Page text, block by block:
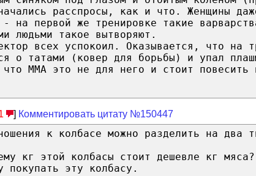
расспросы, как и что. Женщины
- на первой же тренировке такие
людьми такое вытворяют.
всех успокоил. Оказывается, что на
о татами (ковер для борьбы) и упал
ММА это не для него и стоит повесить
] Комментировать цитату №150447
к колбасе можно разделить на два
кг этой колбасы стоит дешевле кг мяса?
покупать эту колбасу.